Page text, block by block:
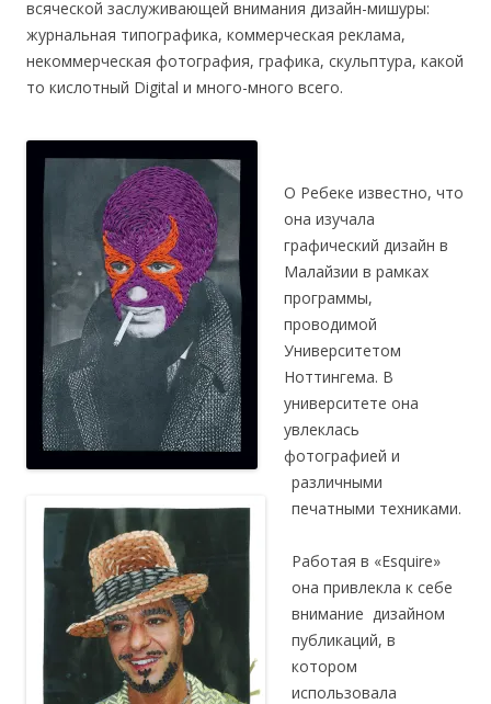
всяческой заслуживающей внимания дизайн-мишуры:
журнальная типографика, коммерческая реклама,
некоммерческая фотография, графика, скульптура, какой
то кислотный Digital и много-много всего.
О Ребеке известно, что
она изучала
графический дизайн в
Малайзии в рамках
программы,
проводимой
Университетом
Ноттингема. В
университете она
увлеклась
фотографией и
различными
печатными техниками.
Работая в «Esquire»
она привлекла к себе
внимание дизайном
публикаций, в
котором
использовала